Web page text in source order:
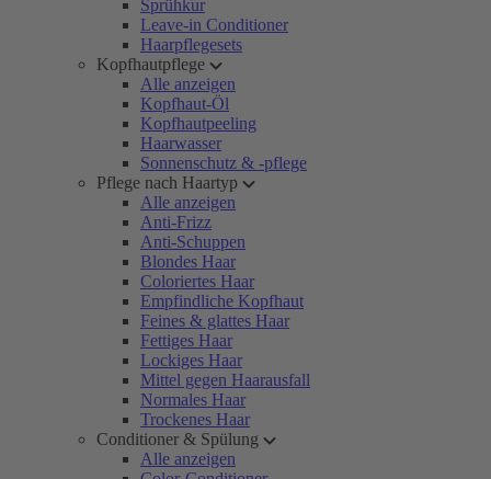
Sprühkur
Leave-in Conditioner
Haarpflegesets
Kopfhautpflege
Alle anzeigen
Kopfhaut-Öl
Kopfhautpeeling
Haarwasser
Sonnenschutz & -pflege
Pflege nach Haartyp
Alle anzeigen
Anti-Frizz
Anti-Schuppen
Blondes Haar
Coloriertes Haar
Empfindliche Kopfhaut
Feines & glattes Haar
Fettiges Haar
Lockiges Haar
Mittel gegen Haarausfall
Normales Haar
Trockenes Haar
Conditioner & Spülung
Alle anzeigen